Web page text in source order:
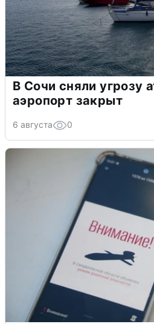
В Сочи сняли угрозу
аэропорт закрыт
6 августа 0